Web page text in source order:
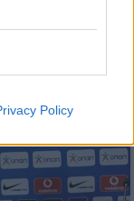
Policy
πάγκο του